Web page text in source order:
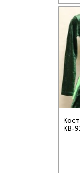
KB-